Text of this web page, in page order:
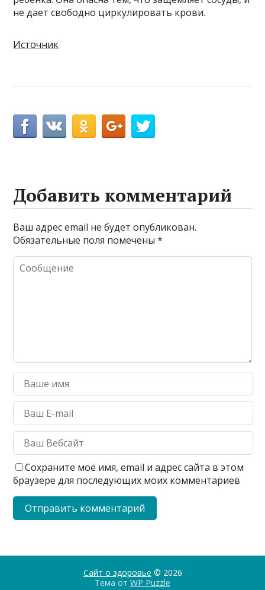
не дает свободно циркулировать крови.
Источник
Добавить комментарий
Ваш адрес email не будет опубликован.
Обязательные поля помечены*
Сохраните моё имя, email и адрес сайта в этом
браузере для последующих моих комментариев
Сайт о здоровье © 2026
Тема от WP Puzzle